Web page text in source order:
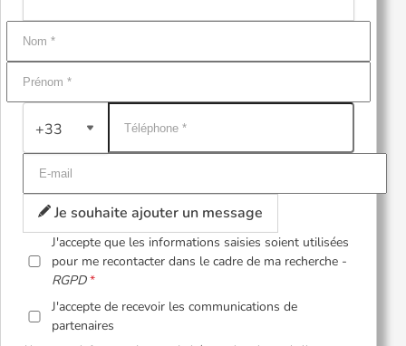
+33
Je souhaite ajouter un message
J'accepte que les informations saisies soient utilisées
pour me recontacter dans le cadre de ma recherche -
RGPD
J'accepte de recevoir les communications de
partenaires